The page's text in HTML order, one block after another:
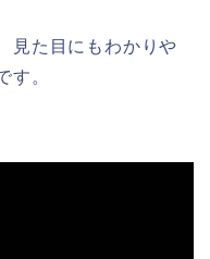
見た目にもわかりや
す。